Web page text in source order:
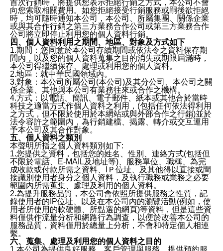
首次行銷時，將提供您表示拒絕行銷之方式，本公司不會
向您索取相關費用。如您拒絕接受行銷服務或嗣後欲拒絕
時，均可隨時通知本公司，本公司、所屬集團、關係企業
或與其合作行銷之第三方業務合作公司或第三方業務合作
公司將立即停止利用您的個人資料行銷。
四、個人資料利用之期間、地區、對象及方式如下
1.期間：您同意於本公司存續期間或依法令之資料保存期
間內，以及您的個人資料蒐集之目的消失或期限屆滿時，
本公司得繼續保存、處理或利用您的個人資料。
2.地區：就中華民國領域內。
3.對象：本公司所屬公司(本公司)及其分公司、本公司之關
係企業、其他與本公司有業務往來或合作之機構。
4.方式：以電話、簡訊、電子郵件、紙本或其他合於當時
科技之適當方式作個人資料之利用，(包括任何依法得利用
之方式，但不限於使用於本網站或與外部合作之行銷)並於
法令容許之範圍內，為行銷建檔、揭露、轉介或交互運用
予本公司及其合作對象。
五、個人資料之類別
本聲明所指之個人資料類別如下:
1.您提供之資料，包括您的姓名、性別、連絡方式(包括但
不限於電話、E-MAIL及地址等)、服務單位、職稱、為完
成收款或付款所需之資料、IＰ位址、及其他得以直接或間
接識別使用者身分之個人資料，及執行職務或業務之必要
範圍內所需蒐集、處理及利用的個人資料。
2.為提升服務品質，本公司會依照所提供服務之性質，記
錄使用者的IP位址、以及在本公司內的瀏覽活動(例如，使
用者所使用的軟硬體、所點選的網頁)等資料，但是這些資
料僅供作流量分析和網路行為調查，以便於改善本公司的
服務品質，資料僅用於總量上分析，不會和特定個人相連
繫。
六、蒐集、處理及利用您的個人資料之目的
1.本公司為提供良好服務、客戶管理與服務、提供預約服